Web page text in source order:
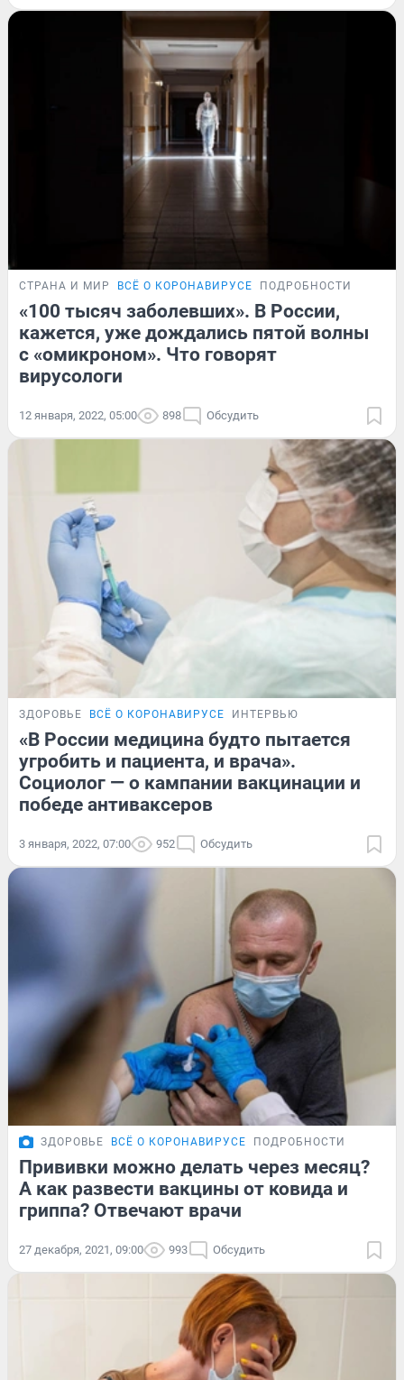
СТРАНА И МИР ВСЁ О КОРОНАВИРУСЕ ПОДРОБНОСТИ
«100 тысяч заболевших». В России,
кажется, уже дождались пятой волны
с «омикроном». Что говорят
вирусологи
12 января, 2022, 05:00 898 Обсудить
ЗДОРОВЬЕ ВСЁ О КОРОНАВИРУСЕ ИНТЕРВЬЮ
«В России медицина будто пытается
угробить и пациента, и врача».
Социолог — о кампании вакцинации и
победе антиваксеров
3 января, 2022, 07:00 952 Обсудить
ЗДОРОВЬЕ ВСЁ О КОРОНАВИРУСЕ ПОДРОБНОСТИ
Прививки можно делать через месяц?
А как развести вакцины от ковида и
гриппа? Отвечают врачи
27 декабря, 2021, 09:00 993 Обсудить